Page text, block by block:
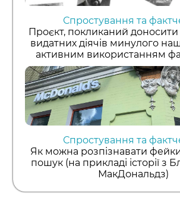
Спростування та
Проєкт, покликаний
видатних діячів минулого
активним використанням
Спростування та
Як можна розпізнавати
пошук (на прикладі історії з
МакДональдз)